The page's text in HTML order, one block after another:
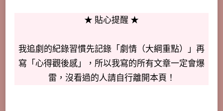
★ 貼心提醒 ★
我追劇的紀錄習慣先記錄「劇情（大綱重點）」再
寫「心得觀後感」，所以我寫的所有文章一定會爆
雷，沒看過的人請自行離開本頁！